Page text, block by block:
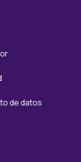
de datos